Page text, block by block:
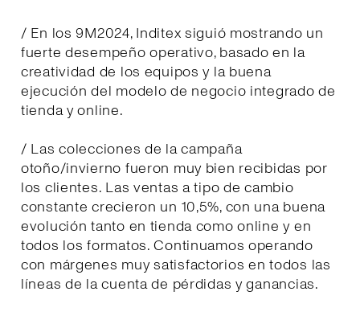
/ En los 9M2024, Inditex siguió mostrando un
fuerte desempeño operativo, basado en la
creatividad de los equipos y la buena
ejecución del modelo de negocio integrado de
tienda y online.
/ Las colecciones de la campaña
otoño/invierno fueron muy bien recibidas por
los clientes. Las ventas a tipo de cambio
constante crecieron un 10,5%, con una buena
evolución tanto en tienda como online y en
todos los formatos. Continuamos operando
con márgenes muy satisfactorios en todos las
líneas de la cuenta de pérdidas y ganancias.